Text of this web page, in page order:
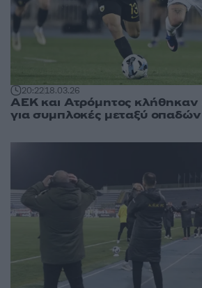
20:2218.03.26
ΑΕΚ και Ατρόμητος
για συμπλοκές μεταξύ οπαδών